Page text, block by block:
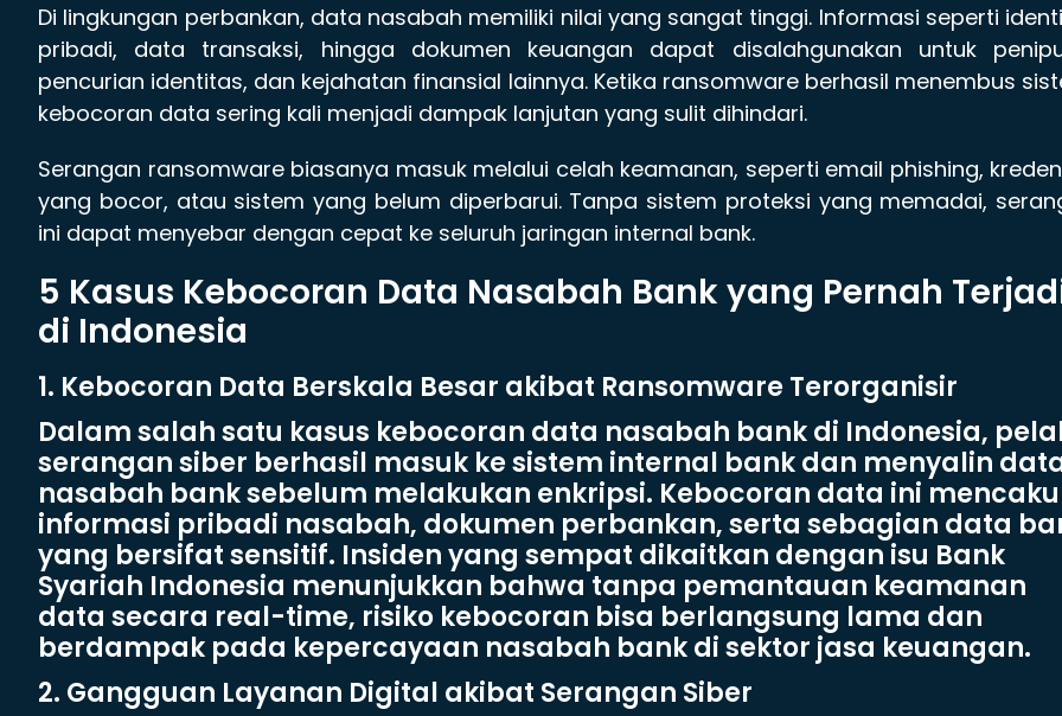
Di lingkungan perbankan, data nasabah memiliki nilai yang sangat tinggi. Informasi seperti
pribadi, data transaksi, hingga dokumen keuangan dapat disalahgunakan untuk
pencurian identitas, dan kejahatan finansial lainnya. Ketika ransomware berhasil menembus
kebocoran data sering kali menjadi dampak lanjutan yang sulit dihindari.
Serangan ransomware biasanya masuk melalui celah keamanan, seperti email phishing,
yang bocor, atau sistem yang belum diperbarui. Tanpa sistem proteksi yang memadai,
ini dapat menyebar dengan cepat ke seluruh jaringan internal bank.
5 Kasus Kebocoran Data Nasabah Bank yang Pernah
di Indonesia
1. Kebocoran Data Berskala Besar akibat Ransomware Terorganisir
Dalam salah satu kasus kebocoran data nasabah bank di Indonesia,
serangan siber berhasil masuk ke sistem internal bank dan menyalin
nasabah bank sebelum melakukan enkripsi. Kebocoran data ini
informasi pribadi nasabah, dokumen perbankan, serta sebagian data
yang bersifat sensitif. Insiden yang sempat dikaitkan dengan isu Bank
Syariah Indonesia menunjukkan bahwa tanpa pemantauan keamanan
data secara real-time, risiko kebocoran bisa berlangsung lama dan
berdampak pada kepercayaan nasabah bank di sektor jasa keuangan.
2. Gangguan Layanan Digital akibat Serangan Siber